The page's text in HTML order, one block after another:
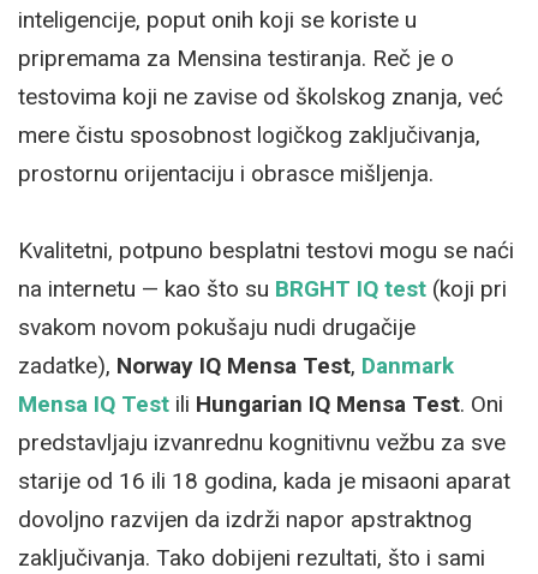
inteligencije, poput onih koji se koriste u
pripremama za Mensina testiranja. Reč je o
testovima koji ne zavise od školskog znanja, već
mere čistu sposobnost logičkog zaključivanja,
prostornu orijentaciju i obrasce mišljenja.
Kvalitetni, potpuno besplatni testovi mogu se naći
na internetu — kao što su BRGHT IQ test (koji pri
svakom novom pokušaju nudi drugačije
zadatke), Norway IQ Mensa Test, Danmark
Mensa IQ Test ili Hungarian IQ Mensa Test. Oni
predstavljaju izvanrednu kognitivnu vežbu za sve
starije od 16 ili 18 godina, kada je misaoni aparat
dovoljno razvijen da izdrži napor apstraktnog
zaključivanja. Tako dobijeni rezultati, što i sami